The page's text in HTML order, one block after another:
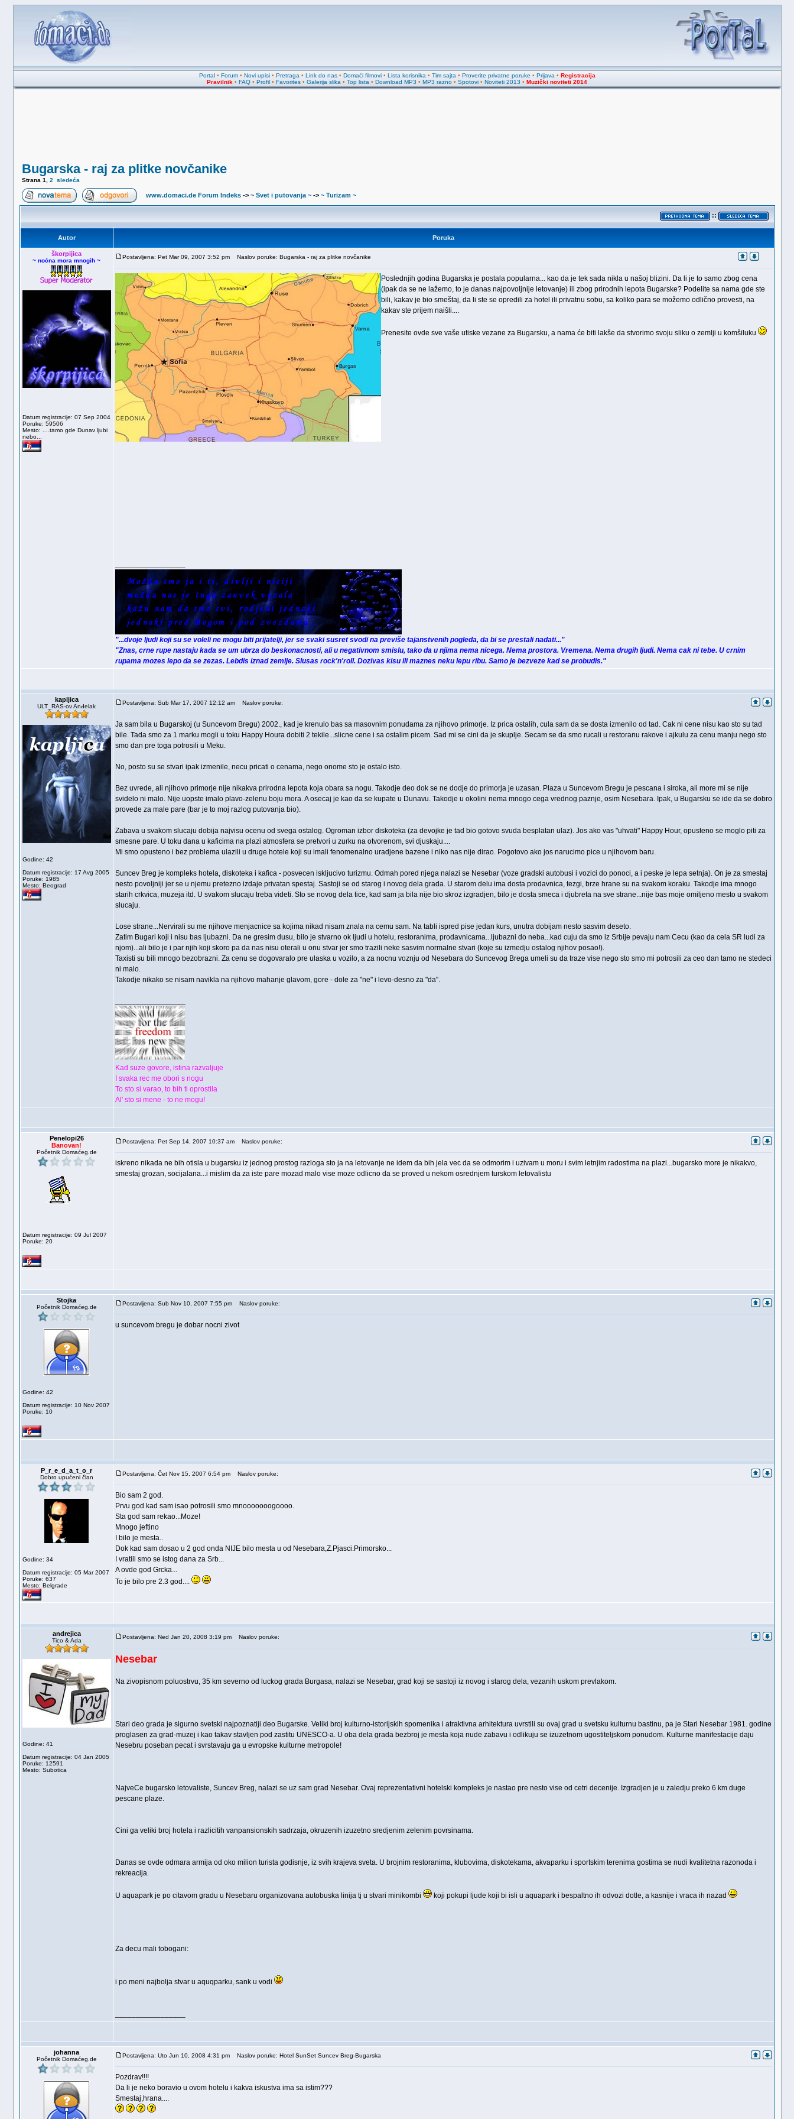
Portal• Forum• Novi upisi• Pretraga • Link do nas• Domaći filmovi• Lista korisnika • Tim sajta • Proverite privatne poruke • Prijava • Registracija
Pravilnik • FAQ • Profil • Favorites • Galerija slika • Top lista • Download MP3 • MP3 razno • Spotovi • Noviteti 2013 • Muzički noviteti 2014
Bugarska - raj za plitke novčanike
Strana 1 2 sledeća
www.domaci.de Forum Indeks-> ~ Svet i putovanja ~-> ~ Turizam ~
::
Autor Poruka
škorpijica
~ noćna mora mnogih ~
Datum registracije: 07 Sep 2004
Poruke: 59506
Mesto: ....tamo gde Dunav ljubi
nebo...
Postavljena: Pet Mar 09, 2007 3:52 pm Naslov poruke: Bugarska - raj za plitke novčanike
Poslednjih godina Bugarska je postala popularna... kao da je tek sada nikla u našoj blizini. Da li je to samo zbog cena
(ipak da se ne lažemo, to je danas najpovoljnije letovanje) ili zbog prirodnih lepota Bugarske? Podelite sa nama gde ste
bili, kakav je bio smeštaj, da li ste se opredili za hotel ili privatnu sobu, sa koliko para se možemo odlično provesti, na
kakav ste prijem naišli....
Prenesite ovde sve vaše utiske vezane za Bugarsku, a nama će biti lakše da stvorimo svoju sliku o zemlji u komšiluku
"...dvoje ljudi koji su se voleli ne mogu biti prijatelji, jer se svaki susret svodi na previše tajanstvenih pogleda, da bi se prestali nadati..."
"Znas, crne rupe nastaju kada se um ubrza do beskonacnosti, ali u negativnom smislu, tako da u njima nema nicega. Nema prostora. Vremena. Nema drugih ljudi. Nema cak ni tebe. U crnim
rupama mozes lepo da se zezas. Lebdis iznad zemlje. Slusas rock'n'roll. Dozivas kisu ili maznes neku lepu ribu. Samo je bezveze kad se probudis."
kapljica
ULT_RAS-ov Anđelak
Godine: 42
Datum registracije: 17 Avg 2005
Poruke: 1985
Mesto: Beograd
Postavljena: Sub Mar 17, 2007 12:12 am Naslov poruke:
Ja sam bila u Bugarskoj (u Suncevom Bregu) 2002., kad je krenulo bas sa masovnim ponudama za njihovo primorje. Iz prica ostalih, cula sam da se dosta izmenilo od tad. Cak ni cene nisu kao sto su tad
bile. Tada smo za 1 marku mogli u toku Happy Houra dobiti 2 tekile...slicne cene i sa ostalim picem. Sad mi se cini da je skuplje. Secam se da smo rucali u restoranu rakove i ajkulu za cenu manju nego sto
smo dan pre toga potrosili u Meku.
No, posto su se stvari ipak izmenile, necu pricati o cenama, nego onome sto je ostalo isto.
Bez uvrede, ali njihovo primorje nije nikakva prirodna lepota koja obara sa nogu. Takodje deo dok se ne dodje do primorja je uzasan. Plaza u Suncevom Bregu je pescana i siroka, ali more mi se nije
svidelo ni malo. Nije uopste imalo plavo-zelenu boju mora. A osecaj je kao da se kupate u Dunavu. Takodje u okolini nema mnogo cega vrednog paznje, osim Nesebara. Ipak, u Bugarsku se ide da se dobro
provede za male pare (bar je to moj razlog putovanja bio).
Zabava u svakom slucaju dobija najvisu ocenu od svega ostalog. Ogroman izbor diskoteka (za devojke je tad bio gotovo svuda besplatan ulaz). Jos ako vas "uhvati" Happy Hour, opusteno se moglo piti za
smesne pare. U toku dana u kaficima na plazi atmosfera se pretvori u zurku na otvorenom, svi djuskaju....
Mi smo opusteno i bez problema ulazili u druge hotele koji su imali fenomenalno uradjene bazene i niko nas nije dirao. Pogotovo ako jos narucimo pice u njihovom baru.
Suncev Breg je kompleks hotela, diskoteka i kafica - posvecen iskljucivo turizmu. Odmah pored njega nalazi se Nesebar (voze gradski autobusi i vozici do ponoci, a i peske je lepa setnja). On je za smestaj
nesto povoljniji jer se u njemu pretezno izdaje privatan spestaj. Sastoji se od starog i novog dela grada. U starom delu ima dosta prodavnica, tezgi, brze hrane su na svakom koraku. Takodje ima mnogo
starih crkvica, muzeja itd. U svakom slucaju treba videti. Sto se novog dela tice, kad sam ja bila nije bio skroz izgradjen, bilo je dosta smeca i djubreta na sve strane...nije bas moje omiljeno mesto u svakom
slucaju.
Lose strane...Nervirali su me njihove menjacnice sa kojima nikad nisam znala na cemu sam. Na tabli ispred pise jedan kurs, unutra dobijam nesto sasvim deseto.
Zatim Bugari koji i nisu bas ljubazni. Da ne gresim dusu, bilo je stvarno ok ljudi u hotelu, restoranima, prodavnicama...ljubazni do neba...kad cuju da smo iz Srbije pevaju nam Cecu (kao da cela SR ludi za
njom)...ali bilo je i par njih koji skoro pa da nas nisu oterali u onu stvar jer smo trazili neke sasvim normalne stvari (koje su izmedju ostalog njihov posao!).
Taxisti su bili mnogo bezobrazni. Za cenu se dogovaralo pre ulaska u vozilo, a za nocnu voznju od Nesebara do Suncevog Brega umeli su da traze vise nego sto smo mi potrosili za ceo dan tamo ne stedeci
ni malo.
Takodje nikako se nisam navikla na njihovo mahanje glavom, gore - dole za "ne" i levo-desno za "da".
Kad suze govore, istina razvaljuje
I svaka rec me obori s nogu
To sto si varao, to bih ti oprostila
Al' sto si mene - to ne mogu!
Penelopi26
Banovan!
Početnik Domaćeg.de
Datum registracije: 09 Jul 2007
Poruke: 20
Postavljena: Pet Sep 14, 2007 10:37 am Naslov poruke:
iskreno nikada ne bih otisla u bugarsku iz jednog prostog razloga sto ja na letovanje ne idem da bih jela vec da se odmorim i uzivam u moru i svim letnjim radostima na plazi...bugarsko more je nikakvo,
smestaj grozan, socijalana...i mislim da za iste pare mozad malo vise moze odlicno da se proved u nekom osrednjem turskom letovalistu
Stojka
Početnik Domaćeg.de
Godine: 42
Datum registracije: 10 Nov 2007
Poruke: 10
Postavljena: Sub Nov 10, 2007 7:55 pm Naslov poruke:
u suncevom bregu je dobar nocni zivot
P_r_e_d_a_t_o_r
Dobro upućeni član
Godine: 34
Datum registracije: 05 Mar 2007
Poruke: 637
Mesto: Belgrade
Postavljena: Čet Nov 15, 2007 6:54 pm Naslov poruke:
Bio sam 2 god.
Prvu god kad sam isao potrosili smo mnooooooogoooo.
Sta god sam rekao...Moze!
Mnogo jeftino
I bilo je mesta..
Dok kad sam dosao u 2 god onda NIJE bilo mesta u od Nesebara,Z.Pjasci.Primorsko...
I vratili smo se istog dana za Srb...
A ovde god Grcka...
To je bilo pre 2.3 god....
andrejica
Tico & Ada
Godine: 41
Datum registracije: 04 Jan 2005
Poruke: 12591
Mesto: Subotica
Postavljena: Ned Jan 20, 2008 3:19 pm Naslov poruke:
Nesebar
Na zivopisnom poluostrvu, 35 km severno od luckog grada Burgasa, nalazi se Nesebar, grad koji se sastoji iz novog i starog dela, vezanih uskom prevlakom.
Stari deo grada je sigurno svetski najpoznatiji deo Bugarske. Veliki broj kulturno-istorijskih spomenika i atraktivna arhitektura uvrstili su ovaj grad u svetsku kulturnu bastinu, pa je Stari Nesebar 1981. godine
proglasen za grad-muzej i kao takav stavljen pod zastitu UNESCO-a. U oba dela grada bezbroj je mesta koja nude zabavu i odlikuju se izuzetnom ugostiteljskom ponudom. Kulturne manifestacije daju
Nesebru poseban pecat i svrstavaju ga u evropske kulturne metropole!
NajveCe bugarsko letovaliste, Suncev Breg, nalazi se uz sam grad Nesebar. Ovaj reprezentativni hotelski kompleks je nastao pre nesto vise od cetri decenije. Izgradjen je u zaledju preko 6 km duge
pescane plaze.
Cini ga veliki broj hotela i razlicitih vanpansionskih sadrzaja, okruzenih izuzetno sredjenim zelenim povrsinama.
Danas se ovde odmara armija od oko milion turista godisnje, iz svih krajeva sveta. U brojnim restoranima, klubovima, diskotekama, akvaparku i sportskim terenima gostima se nudi kvalitetna razonoda i
rekreacija.
U aquapark je po citavom gradu u Nesebaru organizovana autobuska linija tj u stvari minikombi koji pokupi ljude koji bi isli u aquapark i bespaltno ih odvozi dotle, a kasnije i vraca ih nazad
Za decu mali tobogani:
i po meni najbolja stvar u aquqparku, sank u vodi
johanna
Početnik Domaćeg.de
Postavljena: Uto Jun 10, 2008 4:31 pm Naslov poruke: Hotel SunSet Suncev Breg-Bugarska
Pozdrav!!!!
Da li je neko boravio u ovom hotelu i kakva iskustva ima sa istim???
Smestaj,hrana....